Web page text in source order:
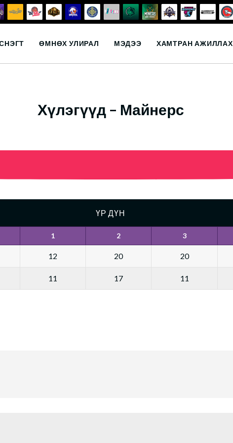
ӨМНӨХ УЛИРАЛ МЭДЭЭ ХАМТРАН АЖИЛЛАХ
Хүлэгүүд – Майнерс
ҮР ДҮН
1 2 3
12 20 20
11 17 11